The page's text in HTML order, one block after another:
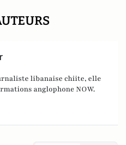
libanaise chiite, elle
anglophone NOW.